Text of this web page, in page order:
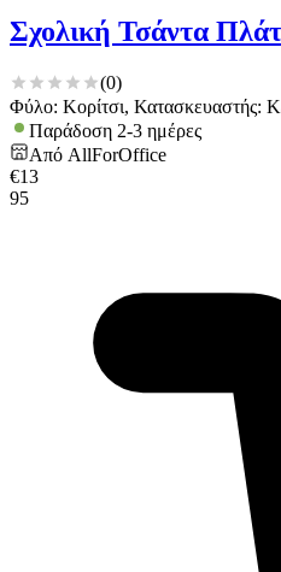
Σχολική Τσάντα
(0)
Φύλο: Κορίτσι, Κατασκευαστής:
Παράδοση 2-3 ημέρες
Από AllForOffice
€13
95